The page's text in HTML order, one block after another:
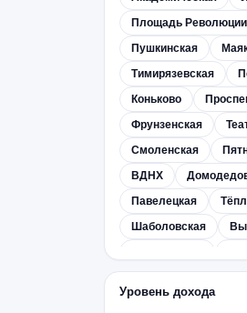
Площадь Революции
Пушкинская
Тимирязевская
Коньково
Фрунзенская
Смоленская
ВДНХ
Павелецкая
Шаболовская
Уровень дохода